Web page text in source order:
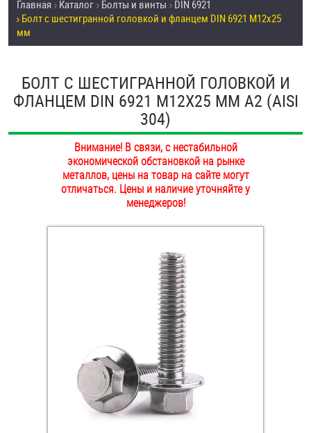
УСЛУГИ
СКИДКИ
ПОКУПАТЕЛЯМ
ОПЛАТА И ДОСТАВКА
НАШИ МАГАЗИНЫ
Анкеры
Болты и винты
Втулки
Заклепки (Гайки-Заклепки)
Крюки, кольца с метрической резьбой
Крюки, кольца с шурупной резьбой
Главная Каталог Болты и винты
DIN 6921
Болт с шестигранной головкой и фланцем DIN 6921 М12х25
мм
БОЛТ С ШЕСТИГРАННОЙ ГОЛОВКОЙ И
ФЛАНЦЕМ DIN 6921 М12Х25 ММ А2 (AISI
304)
Внимание! В связи, с нестабильной
экономической обстановкой на рынке
металлов, цены на товар на сайте могут
отличаться. Цены и наличие уточняйте у
менеджеров!